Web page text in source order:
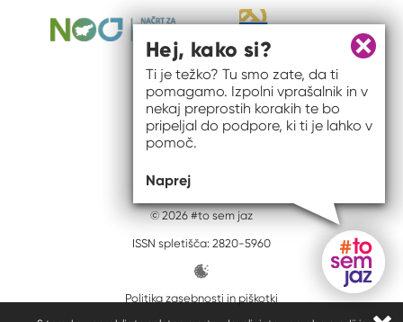
© 2026 #to sem jaz
ISSN spletišča: 2820-5960
Politika zasebnosti in piškotki Gumb
Zapri
Hej, kako si?
Ti je težko? Tu smo zate, da ti
pomagamo. Izpolni vprašalnik in v
nekaj preprostih korakih te bo
pripeljal do podpore, ki ti je lahko v
pomoč.
Naprej